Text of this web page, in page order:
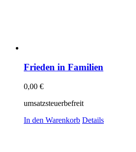
Frieden in Familien
0,00 €
umsatzsteuerbefreit
In den Warenkorb Details